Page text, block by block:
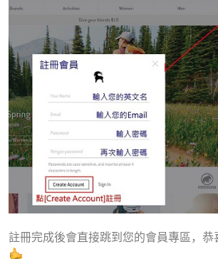
註冊完成後會直接跳到您的會員專區，恭